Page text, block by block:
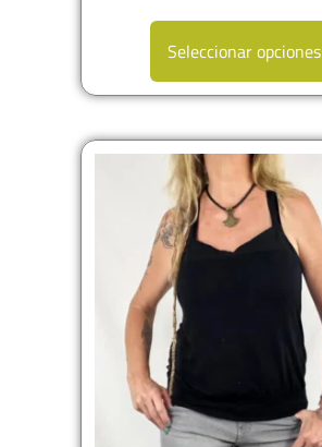
Seleccionar opciones